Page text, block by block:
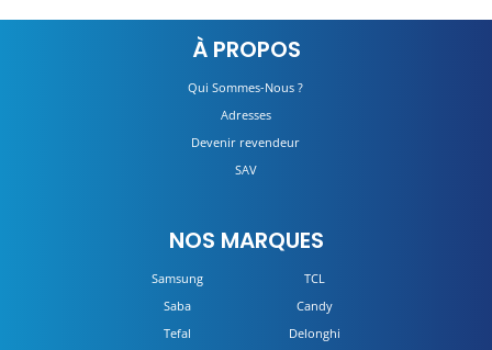
À PROPOS
Qui Sommes-Nous ?
Adresses
Devenir revendeur
SAV
NOS MARQUES
Samsung
TCL
Saba
Candy
Tefal
Delonghi